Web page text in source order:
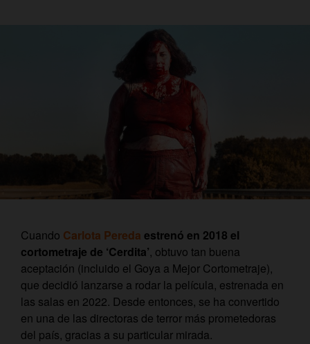
Cuando Carlota Pereda estrenó en 2018 el
cortometraje de ‘Cerdita’, obtuvo tan buena
aceptación (incluido el Goya a Mejor Cortometraje),
que decidió lanzarse a rodar la película, estrenada en
las salas en 2022. Desde entonces, se ha convertido
en una de las directoras de terror más prometedoras
del país, gracias a su particular mirada.